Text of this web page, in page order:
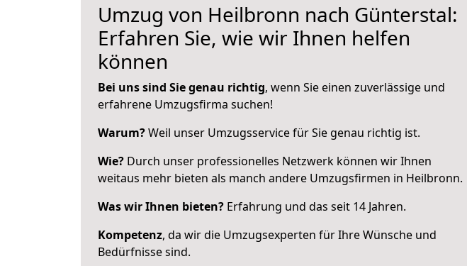
Umzug von Heilbronn nach Günterstal:
Erfahren Sie, wie wir Ihnen helfen
können
Bei uns sind Sie genau richtig, wenn Sie einen zuverlässige und
erfahrene Umzugsfirma suchen!
Warum?Weil unser Umzugsservice für Sie genau richtig ist.
Wie? Durch unser professionelles Netzwerk können wir Ihnen
weitaus mehr bieten als manch andere Umzugsfirmen in Heilbronn.
Was wir Ihnen bieten? Erfahrung und das seit 14 Jahren.
Kompetenz, da wir die Umzugsexperten für Ihre Wünsche und
Bedürfnisse sind.